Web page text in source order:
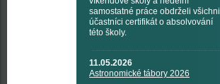
samostatné práce obdrželi všichni
účastníci certifikát o absolvování
této školy.
11.05.2026
Astronomické tábory 2026